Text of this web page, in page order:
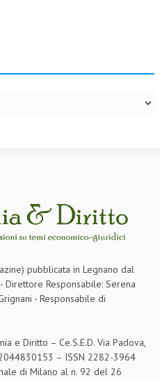
pubblicata in Legnano dal
Responsabile: Serena
- Responsabile di
e Diritto – Ce.S.E.D. Via Padova,
– ISSN 2282-3964
di Milano al n. 92 del 26